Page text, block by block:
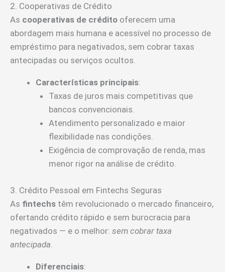
2. Cooperativas de Crédito
As cooperativas de crédito oferecem uma
abordagem mais humana e acessível no processo de
empréstimo para negativados, sem cobrar taxas
antecipadas ou serviços ocultos.
Características principais:
Taxas de juros mais competitivas que
bancos convencionais.
Atendimento personalizado e maior
flexibilidade nas condições.
Exigência de comprovação de renda, mas
menor rigor na análise de crédito.
3. Crédito Pessoal em Fintechs Seguras
As fintechs têm revolucionado o mercado financeiro,
ofertando crédito rápido e sem burocracia para
negativados — e o melhor: sem cobrar taxa
antecipada
Diferenciais: